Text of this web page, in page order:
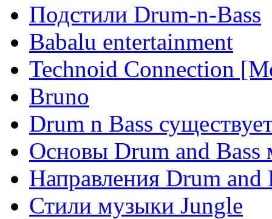
Подстили Drum-n-Bass
Babalu entertainment
Technoid Connection
Bruno
Drum n Bass
Основы Drum and Bass
Направления Drum and
Стили музыки Jungle